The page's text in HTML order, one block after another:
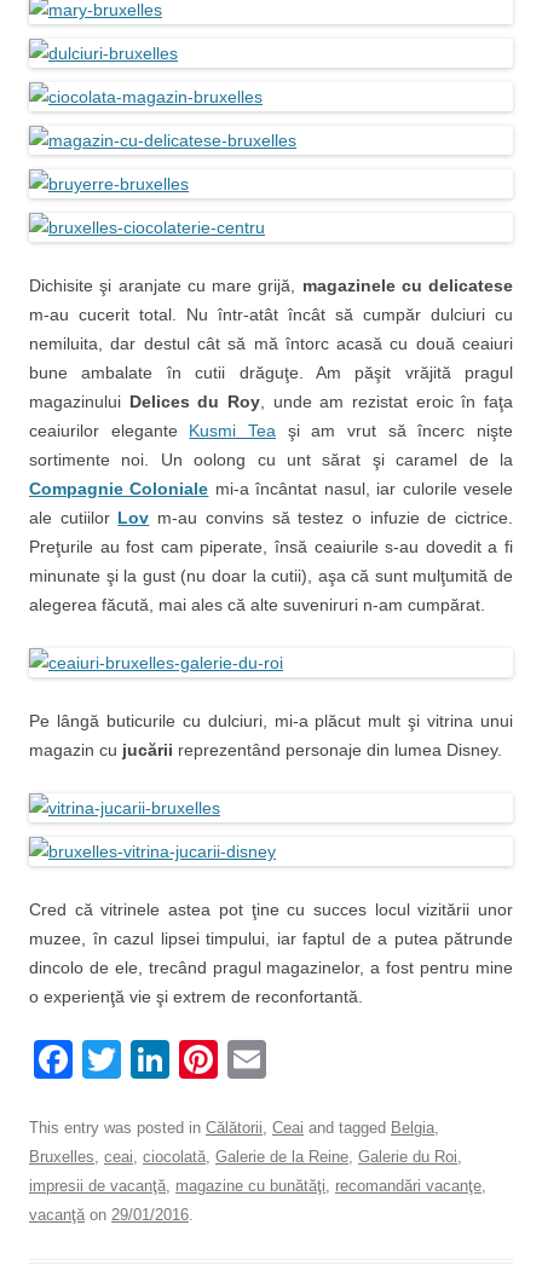
Dichisite şi aranjate cu mare grijă, magazinele cu delicatese
m-au cucerit total. Nu într-atât încât să cumpăr dulciuri cu
nemiluita, dar destul cât să mă întorc acasă cu două ceaiuri
bune ambalate în cutii drăguţe. Am păşit vrăjită pragul
magazinului Delices du Roy , unde am rezistat eroic în faţa
ceaiurilor elegante Kusmi Tea şi am vrut să încerc nişte
sortimente noi. Un oolong cu unt sărat şi caramel de la
Compagnie Coloniale mi-a încântat nasul, iar culorile vesele
ale cutiilor Lov m-au convins să testez o infuzie de cictrice.
Preţurile au fost cam piperate, însă ceaiurile s-au dovedit a fi
minunate şi la gust (nu doar la cutii), aşa că sunt mulţumită de
alegerea făcută, mai ales că alte suveniruri n-am cumpărat.
Pe lângă buticurile cu dulciuri, mi-a plăcut mult şi vitrina unui
magazin cu jucării reprezentând personaje din lumea Disney.
Cred că vitrinele astea pot ţine cu succes locul vizitării unor
muzee, în cazul lipsei timpului, iar faptul de a putea pătrunde
dincolo de ele, trecând pragul magazinelor, a fost pentru mine
o experienţă vie şi extrem de reconfortantă.
F
c
e
b
T
tt
er
Li
k
e
dI
Pi
er
e
ail
This entry was posted in Călătorii, Ceai and tagged Belgia,
Bruxelles, ceai, ciocolată, Galerie de la Reine, Galerie du Roi,
impresii de vacanţă, magazine cu bunătăţi, recomandări vacanţe,
vacanţă on 29/01/2016.